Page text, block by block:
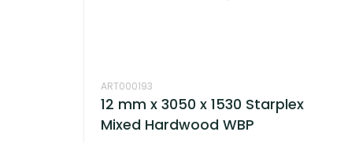
ART000193
12 mm x 3050 x 1530 Starplex
Mixed Hardwood WBP